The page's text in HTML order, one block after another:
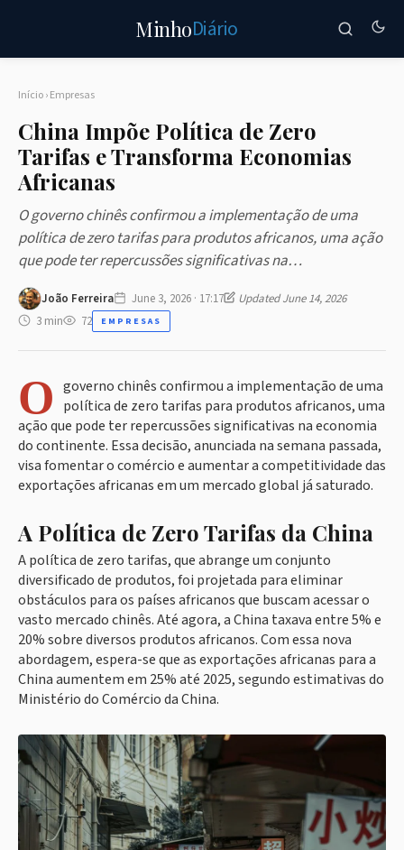
MinhoDiário
Início›Empresas
China Impõe Política de Zero
Tarifas e Transforma Economias
Africanas
O governo chinês confirmou a implementação de uma
política de zero tarifas para produtos africanos, uma ação
que pode ter repercussões significativas na…
João Ferreira June 3, 2026 · 17:17
Updated June 14, 2026
3 min
72 EMPRESAS
O governo chinês confirmou a implementação de uma
política de zero tarifas para produtos africanos, uma
ação que pode ter repercussões significativas na economia
do continente. Essa decisão, anunciada na semana passada,
visa fomentar o comércio e aumentar a competitividade das
exportações africanas em um mercado global já saturado.
A Política de Zero Tarifas da China
A política de zero tarifas, que abrange um conjunto
diversificado de produtos, foi projetada para eliminar
obstáculos para os países africanos que buscam acessar o
vasto mercado chinês. Até agora, a China taxava entre 5% e
20% sobre diversos produtos africanos. Com essa nova
abordagem, espera-se que as exportações africanas para a
China aumentem em 25% até 2025, segundo estimativas do
Ministério do Comércio da China.